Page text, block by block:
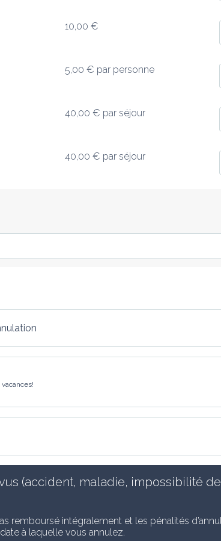
10,00 €
5,00 € par personne
40,00 € par séjour
40,00 € par séjour
(accident, maladie, impossibilité
remboursé intégralement et les pénalités
à laquelle vous annulez.